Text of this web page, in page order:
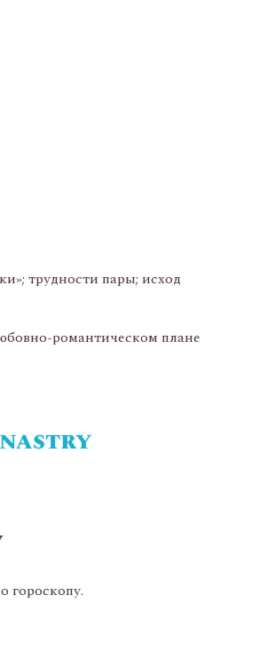
трудности пары; исход
романтическом плане
гороскопу.